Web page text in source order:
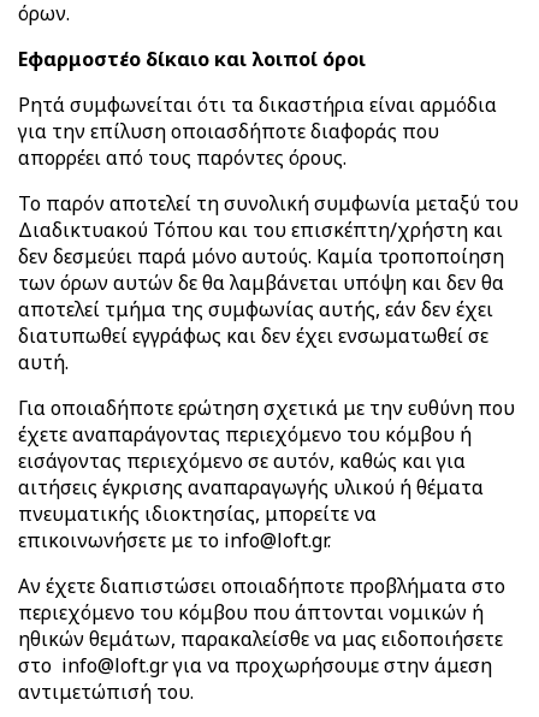
όρων.
Εφαρμοστέο δίκαιο και λοιποί όροι
Ρητά συμφωνείται ότι τα δικαστήρια είναι αρμόδια
για την επίλυση οποιασδήποτε διαφοράς που
απορρέει από τους παρόντες όρους.
Το παρόν αποτελεί τη συνολική συμφωνία μεταξύ του
Διαδικτυακού Τόπου και του επισκέπτη/χρήστη και
δεν δεσμεύει παρά μόνο αυτούς. Καμία τροποποίηση
των όρων αυτών δε θα λαμβάνεται υπόψη και δεν θα
αποτελεί τμήμα της συμφωνίας αυτής, εάν δεν έχει
διατυπωθεί εγγράφως και δεν έχει ενσωματωθεί σε
αυτή.
Για οποιαδήποτε ερώτηση σχετικά με την ευθύνη που
έχετε αναπαράγοντας περιεχόμενο του κόμβου ή
εισάγοντας περιεχόμενο σε αυτόν, καθώς και για
αιτήσεις έγκρισης αναπαραγωγής υλικού ή θέματα
πνευματικής ιδιοκτησίας, μπορείτε να
επικοινωνήσετε με το info@loft.gr.
Αν έχετε διαπιστώσει οποιαδήποτε προβλήματα στο
περιεχόμενο του κόμβου που άπτονται νομικών ή
ηθικών θεμάτων, παρακαλείσθε να μας ειδοποιήσετε
στο info@loft.gr για να προχωρήσουμε στην άμεση
αντιμετώπισή του.